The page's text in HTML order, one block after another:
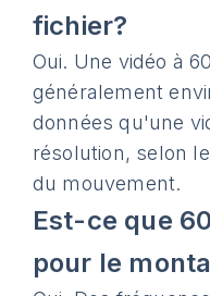
fichier?
Oui. Une vidéo à
généralement
données qu'une
résolution, selon
du mouvement.
Est-ce que
pour le